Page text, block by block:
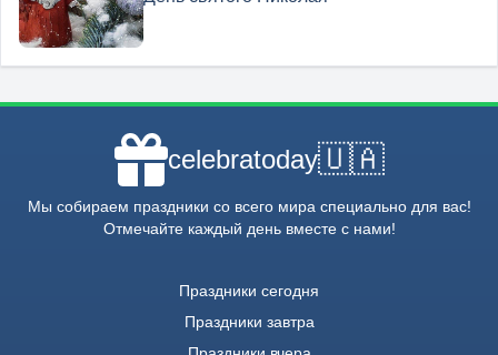
celebratoday🇺🇦
Мы собираем праздники со всего мира специально для вас!
Отмечайте каждый день вместе с нами!
Праздники сегодня
Праздники завтра